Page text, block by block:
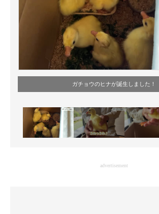
好きが集まる 比べて選べる
ビジネスと働き方のヒント
AI活用のいまが分かる
マーケ×ITの今がよく分かる
ITエンジニア向け専門サイト
ガチョウのヒナが誕生しました！
advertisement